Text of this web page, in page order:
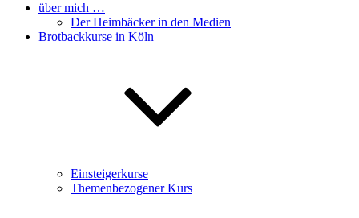
über mich …
Der Heimbäcker in den Medien
Brotbackkurse in Köln
Einsteigerkurse
Themenbezogener Kurs